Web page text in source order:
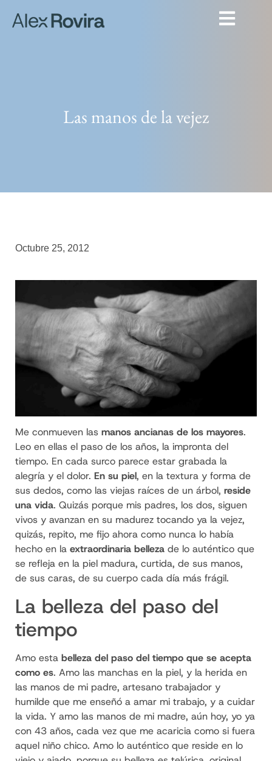
Las manos de la vejez
Octubre 25, 2012
Me conmueven las manos ancianas de los mayores.
Leo en ellas el paso de los años, la impronta del
tiempo. En cada surco parece estar grabada la
alegría y el dolor. En su piel, en la textura y forma de
sus dedos, como las viejas raíces de un árbol, reside
una vida. Quizás porque mis padres, los dos, siguen
vivos y avanzan en su madurez tocando ya la vejez,
quizás, repito, me fijo ahora como nunca lo había
hecho en la extraordinaria belleza de lo auténtico que
se refleja en la piel madura, curtida, de sus manos,
de sus caras, de su cuerpo cada día más frágil.
La belleza del paso del
tiempo
Amo esta belleza del paso del tiempo que se acepta
como es. Amo las manchas en la piel, y la herida en
las manos de mi padre, artesano trabajador y
humilde que me enseñó a amar mi trabajo, y a cuidar
la vida. Y amo las manos de mi madre, aún hoy, yo ya
con 43 años, cada vez que me acaricia como si fuera
aquel niño chico. Amo lo auténtico que reside en lo